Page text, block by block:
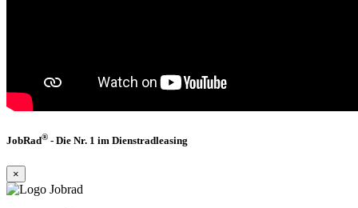
JobRad® - Die Nr. 1 im Dienstradleasing
×